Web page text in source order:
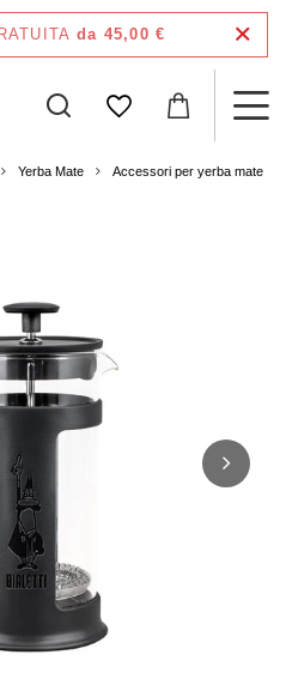
da 45,00 €
Yerba Mate Accessori per yerba mate